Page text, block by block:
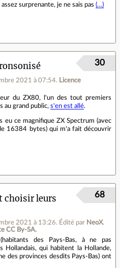
surprenante, je ne sais pas (…)
2021 à 07:54. Licence
30
du ZX80, l'un des tout premiers
au grand public, s'en est allé.
eu ce magnifique ZX Spectrum (avec
16384 bytes) qui m'a fait découvrir
choisir leurs
2021 à 13:26. Édité par NeoX.
CC By‑SA.
68
(habitants des Pays-Bas, à ne pas
Hollandais, qui habitent la Hollande,
des provinces desdits Pays-Bas) ont